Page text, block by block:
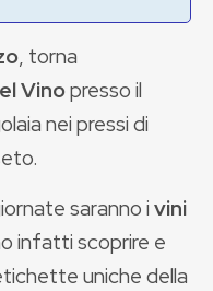
, torna
Vinopresso il
nei pressi di
saranno ivini
infatti scoprire e
uniche della